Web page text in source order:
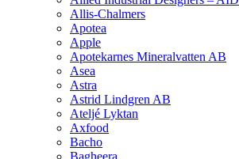
Allis-Chalmers
Apotea
Apple
Apotekarnes Mineralvatten AB
Asea
Astra
Astrid Lindgren AB
Ateljé Lyktan
Axfood
Bacho
Bagheera